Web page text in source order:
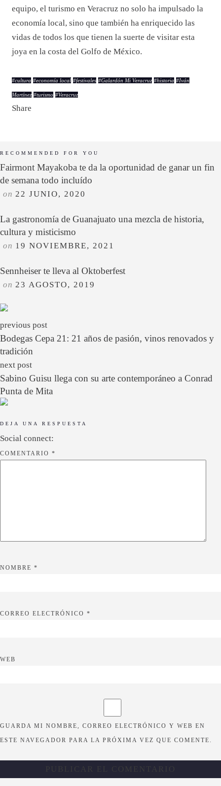
equipo, el turismo en Veracruz no solo ha impulsado la
economía local, sino que también ha enriquecido las
vidas de todos los que tienen la suerte de visitar esta
joya en la costa del Golfo de México.
#cultura #economía local #festivales #Galardón Mi Veracruz #historia #Iván
Martínez #turismo #Veracruz
Share
RECOMMENDED FOR YOU
Fairmont Mayakoba te da la oportunidad de ganar un fin
de semana todo incluído
on 22 JUNIO, 2020
La gastronomía de Guanajuato una mezcla de historia,
cultura y misticismo
on 19 NOVIEMBRE, 2021
Sennheiser te lleva al Oktoberfest
on 23 AGOSTO, 2019
previous post
Bodegas Cepa 21: 21 años de pasión, vinos renovados y
tradición
next post
Sabino Guisu llega con su arte contemporáneo a Conrad
Punta de Mita
DEJA UNA RESPUESTA
Social connect:
COMENTARIO *
NOMBRE *
CORREO ELECTRÓNICO *
WEB
GUARDA MI NOMBRE, CORREO ELECTRÓNICO Y WEB EN
ESTE NAVEGADOR PARA LA PRÓXIMA VEZ QUE COMENTE.